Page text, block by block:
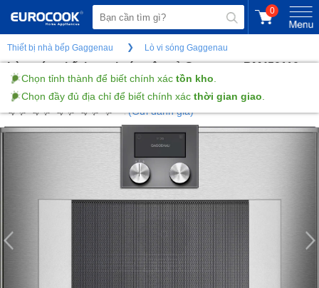
0
Chọn tỉnh thành để biết chính xác tồn kho
Chọn đầy đủ địa chỉ để biết chính xác thời gian giao
Thiết bị nhà bếp Gaggenau Lò vi sóng Gaggenau
Lò nướng kết hợp vi sóng âm tủ Gaggenau BM450110
400 series-Thép không gỉ-50L -Bản lề cửa bên trái
(Gửi đánh giá)